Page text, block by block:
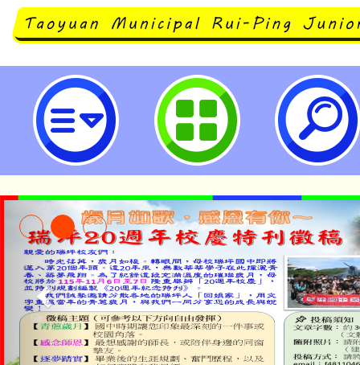
銓敘部函以，有關公務人員為參加
申請留職停薪，於留職停薪期間得
疑義-桃園市立瑞坪國民中學
公告本校115學年度第